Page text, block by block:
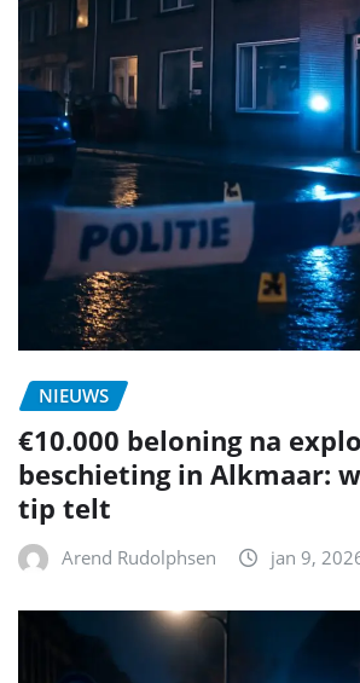
NIEUWS
€10.000 beloning na
beschieting in Alkmaar:
tip telt
Arend Rudolphsen jan 9,